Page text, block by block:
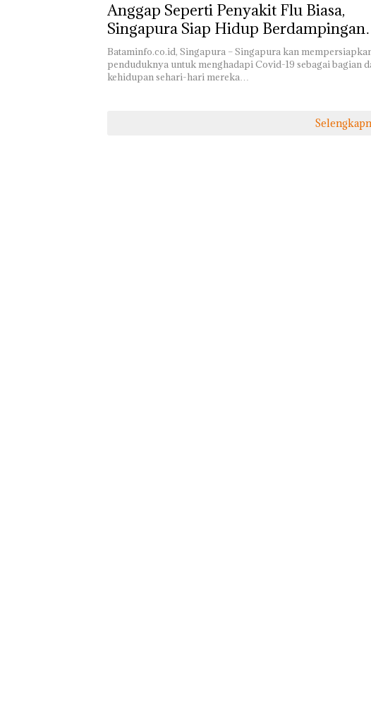
Anggap Seperti Penyakit Flu Biasa,
Singapura Siap Hidup Berdampingan
dengan Covid-19
Bataminfo.co.id, Singapura – Singapura kan
penduduknya untuk menghadapi Covid-19 sebagai bagian
kehidupan sehari-hari mereka…